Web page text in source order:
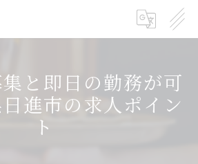
と即日の勤務が可
進市の求人ポイン
ト